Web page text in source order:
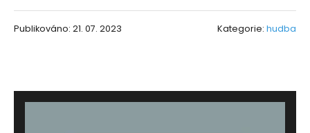
Publikováno: 21. 07. 2023 Kategorie: hudba